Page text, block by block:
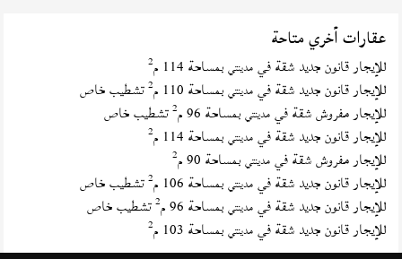
عقارات أخري متاحة
للإيجار قانون جديد شقة فيمدينتي بمساحة 114 م 2
للإيجار قانون جديد شقة فيمدينتي بمساحة 110 م 2تشطيب خاص
للإيجار مفروش شقة فيمدينتي بمساحة 96 م 2تشطيب خاص
للإيجار قانون جديد شقة فيمدينتي بمساحة 114 م 2
للإيجار مفروش شقة فيمدينتي بمساحة 90 م 2
للإيجار قانون جديد شقة فيمدينتي بمساحة 106 م 2تشطيب خاص
للإيجار قانون جديد شقة فيمدينتي بمساحة 96 م 2تشطيب خاص
للإيجار قانون جديد شقة فيمدينتي بمساحة 103 م 2